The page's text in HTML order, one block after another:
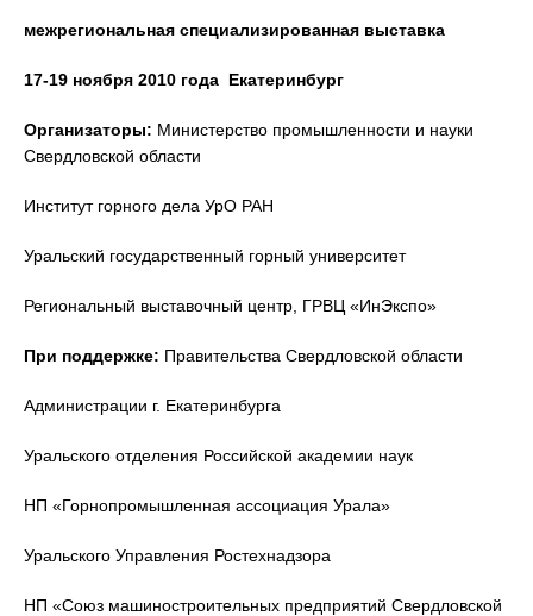
межрегиональная специализированная выставка
17-19 ноября 2010 года Екатеринбург
Организаторы: Министерство промышленности и науки
Свердловской области
Институт горного дела УрО РАН
Уральский государственный горный университет
Региональный выставочный центр, ГРВЦ «ИнЭкспо»
При поддержке: Правительства Свердловской области
Администрации г. Екатеринбурга
Уральского отделения Российской академии наук
НП «Горнопромышленная ассоциация Урала»
Уральского Управления Ростехнадзора
НП «Союз машиностроительных предприятий Свердловской